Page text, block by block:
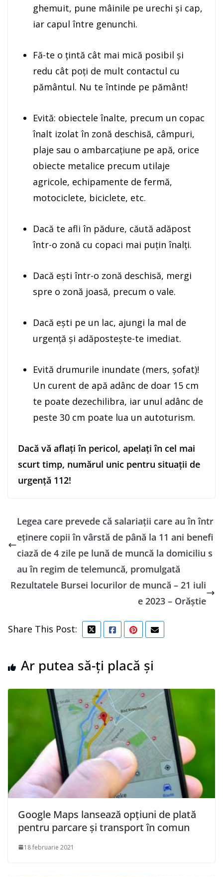
ghemuit, pune mâinile pe urechi şi cap,
iar capul între genunchi.
Fă-te o ţintă cât mai mică posibil și
redu cât poți de mult contactul cu
pământul. Nu te întinde pe pământ!
Evită: obiectele înalte, precum un copac
înalt izolat în zonă deschisă, câmpuri,
plaje sau o ambarcaţiune pe apă, orice
obiecte metalice precum utilaje
agricole, echipamente de fermă,
motociclete, biciclete, etc.
Dacă te afli în pădure, căută adăpost
într-o zonă cu copaci mai puţin înalţi.
Dacă ești într-o zonă deschisă, mergi
spre o zonă joasă, precum o vale.
Dacă ești pe un lac, ajungi la mal de
urgenţă şi adăpostește-te imediat.
Evită drumurile inundate (mers, șofat)!
Un curent de apă adânc de doar 15 cm
te poate dezechilibra, iar unul adânc de
peste 30 cm poate lua un autoturism.
Dacă vă aflați în pericol, apelați în cel mai
scurt timp, numărul unic pentru situații de
urgență 112!
Legea care prevede că salariaţii care au în într
eţinere copii în vârstă de până la 11 ani benefi
ciază de 4 zile pe lună de muncă la domiciliu s
au în regim de telemuncă, promulgată
Rezultatele Bursei locurilor de muncă – 21 iuli
e 2023 – Orăștie
Share This Post:
Ar putea să-ți placă și
Google Maps lansează opţiuni de plată
pentru parcare şi transport în comun
18 februarie 2021